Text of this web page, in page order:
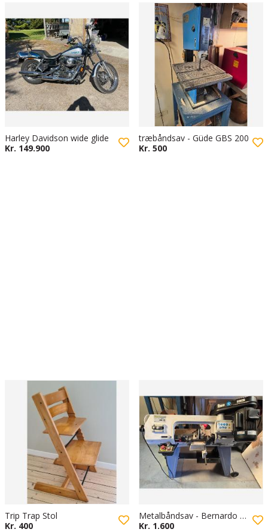
Harley Davidson wide glide
Kr. 149.900
træbåndsav - Güde GBS 200
Kr. 500
Trip Trap Stol
Kr. 400
Metalbåndsav - Bernardo EBS 115
Kr. 1.600